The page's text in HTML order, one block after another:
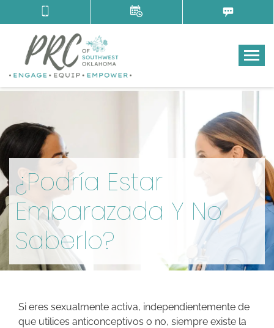
¿Podría Estar
Embarazada Y No
Saberlo?
Si eres sexualmente activa, independientemente de
que utilices anticonceptivos o no, siempre existe la